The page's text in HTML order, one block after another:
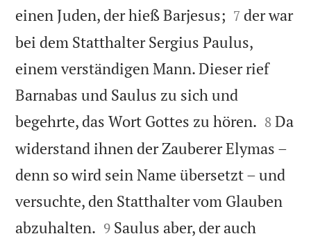
einen Juden, der hieß Barjesus; 

7 der war
bei dem Statthalter Sergius Paulus,
einem verständigen Mann. Dieser rief
Barnabas und Saulus zu sich und
begehrte, das Wort Gottes zu hören. 

8 Da
widerstand ihnen der Zauberer Elymas –
denn so wird sein Name übersetzt – und
versuchte, den Statthalter vom Glauben
abzuhalten. 

9 Saulus aber, der auch